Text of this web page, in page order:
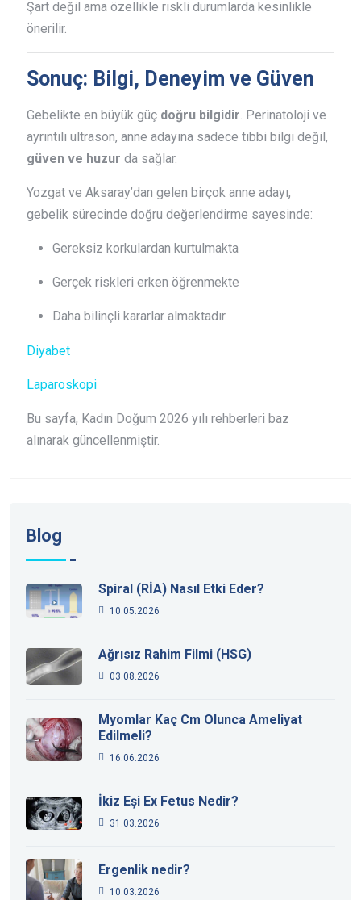
Şart değil ama özellikle riskli durumlarda kesinlikle
önerilir.
Sonuç: Bilgi, Deneyim ve Güven
Gebelikte en büyük güç doğru bilgidir . Perinatoloji ve
ayrıntılı ultrason, anne adayına sadece tıbbi bilgi değil,
güven ve huzur da sağlar.
Yozgat ve Aksaray’dan gelen birçok anne adayı,
gebelik sürecinde doğru değerlendirme sayesinde:
Gereksiz korkulardan kurtulmakta
Gerçek riskleri erken öğrenmekte
Daha bilinçli kararlar almaktadır.
Diyabet
Laparoskopi
Bu sayfa, Kadın Doğum 2026 yılı rehberleri baz
alınarak güncellenmiştir.
Blog
Spiral (RİA) Nasıl Etki Eder?
10.05.2026
Ağrısız Rahim Filmi (HSG)
03.08.2026
Myomlar Kaç Cm Olunca Ameliyat
Edilmeli?
16.06.2026
İkiz Eşi Ex Fetus Nedir?
31.03.2026
Ergenlik nedir?
10.03.2026